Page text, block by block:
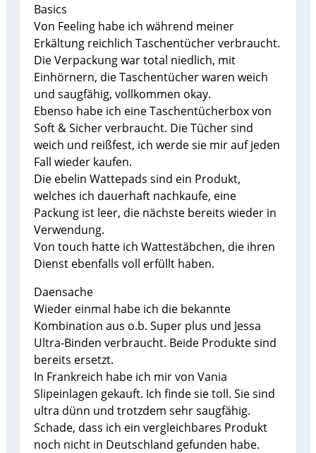
Basics
Von Feeling habe ich während meiner
Erkältung reichlich Taschentücher verbraucht.
Die Verpackung war total niedlich, mit
Einhörnern, die Taschentücher waren weich
und saugfähig, vollkommen okay.
Ebenso habe ich eine Taschentücherbox von
Soft & Sicher verbraucht. Die Tücher sind
weich und reißfest, ich werde sie mir auf jeden
Fall wieder kaufen.
Die ebelin Wattepads sind ein Produkt,
welches ich dauerhaft nachkaufe, eine
Packung ist leer, die nächste bereits wieder in
Verwendung.
Von touch hatte ich Wattestäbchen, die ihren
Dienst ebenfalls voll erfüllt haben.
Daensache
Wieder einmal habe ich die bekannte
Kombination aus o.b. Super plus und Jessa
Ultra-Binden verbraucht. Beide Produkte sind
bereits ersetzt.
In Frankreich habe ich mir von Vania
Slipeinlagen gekauft. Ich finde sie toll. Sie sind
ultra dünn und trotzdem sehr saugfähig.
Schade, dass ich ein vergleichbares Produkt
noch nicht in Deutschland gefunden habe.